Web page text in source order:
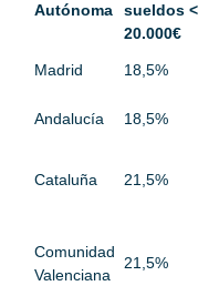
Autónoma
sueldos <
20.000€
Madrid 18,5%
Andalucía 18,5%
Cataluña 21,5%
Comunidad
Valenciana
21,5%